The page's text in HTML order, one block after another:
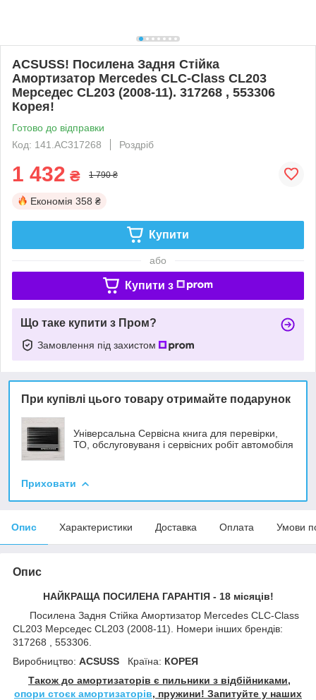
ACSUSS! Посилена Задня Стійка
Амортизатор Mercedes CLC-Class CL203
Мерседес CL203 (2008-11). 317268 , 553306
Корея!
Готово до відправки
Код: 141.AC317268
Роздріб
1 432 ₴ 1 790 ₴
Економія 358 ₴
Купити
або
Купити з
Що таке купити з Пром?
Замовлення під захистом
При купівлі цього товару отримайте подарунок
Універсальна Сервісна книга для перевірки,
ТО, обслуговуваня і сервісних робіт автомобіля
Приховати
Опис Характеристики Доставка Оплата Умови
Опис
НАЙКРАЩА ПОСИЛЕНА ГАРАНТІЯ - 18 місяців!
Посилена Задня Стійка Амортизатор Mercedes CLC-Class
CL203 Мерседес CL203 (2008-11). Номери інших брендів:
317268 , 553306.
Виробництво: ACSUSS Країна: КОРЕЯ
Також до амортизаторів є пильники з відбійниками,
опори стоєк амортизаторів, пружини! Запитуйте у наших